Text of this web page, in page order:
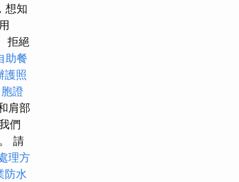
想知
拒絕
助餐
護照
證
肩部
們
請
理方
防水